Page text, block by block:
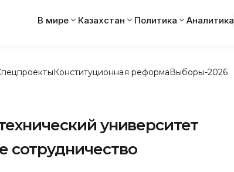
В мире Казахстан Политика Аналитика
Конституционная реформаВыборы-2026
университет
сотрудничество